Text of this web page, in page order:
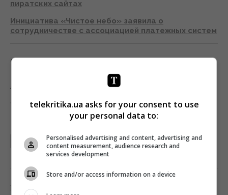
пиратских сайтах
Инициатива «Чистое небо» заявила о
сотрудничестве с ассоциацией платежных систем
Фото: unsplash
Подписывайтесь на
«Телекритику»в TelegramиFacebook!
ЧИСТОЕ НЕБО
Поделиться:
telekritika.ua asks for your consent to use
your personal data to:
Personalised advertising and content, advertising and
content measurement, audience research and
services development
Store and/or access information on a device